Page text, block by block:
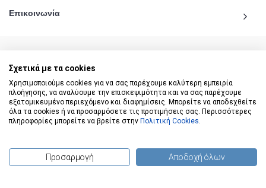
Επικοινωνία
© 2020 - 2026 katiginetai.gr All Rights Reserved.
Σχετικά με τα cookies
Χρησιμοποιούμε cookies για να σας παρέχουμε καλύτερη εμπειρία
πλοήγησης, να αναλύουμε την επισκεψιμότητα και να σας παρέχουμε
εξατομικευμένο περιεχόμενο και διαφημίσεις. Μπορείτε να αποδεχθείτε
όλα τα cookies ή να προσαρμόσετε τις προτιμήσεις σας. Περισσότερες
πληροφορίες μπορείτε να βρείτε στην Πολιτική Cookies.
Προσαρμογή Αποδοχή όλων
(0) προϊόντα